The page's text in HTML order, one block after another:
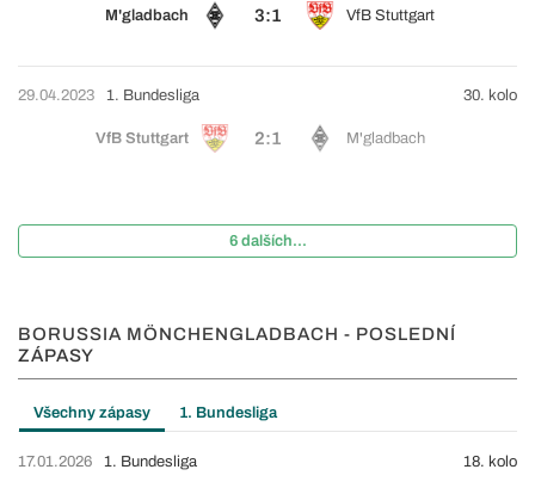
M'gladbach 3:1 VfB Stuttgart
29.04.2023
VfB Stuttgart 2:1 M'gladbach
1. Bundesliga 30. kolo
6 dalších...
BORUSSIA MÖNCHENGLADBACH - POSLEDNÍ
ZÁPASY
Všechny zápasy 1. Bundesliga
17.01.2026 1. Bundesliga 18. kolo